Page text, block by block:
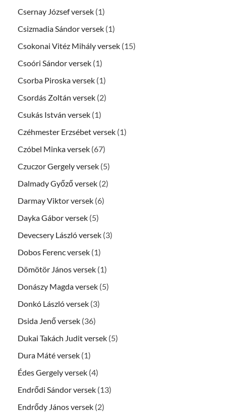
Csernay József versek (1)
Csizmadia Sándor versek (1)
Csokonai Vitéz Mihály versek (15)
Csoóri Sándor versek (1)
Csorba Piroska versek (1)
Csordás Zoltán versek (2)
Csukás István versek (1)
Czéhmester Erzsébet versek (1)
Czóbel Minka versek (67)
Czuczor Gergely versek (5)
Dalmady Győző versek (2)
Darmay Viktor versek (6)
Dayka Gábor versek (5)
Devecsery László versek (3)
Dobos Ferenc versek (1)
Dömötör János versek (1)
Donászy Magda versek (5)
Donkó László versek (3)
Dsida Jenő versek (36)
Dukai Takách Judit versek (5)
Dura Máté versek (1)
Édes Gergely versek (4)
Endrődi Sándor versek (13)
Endrődy János versek (2)